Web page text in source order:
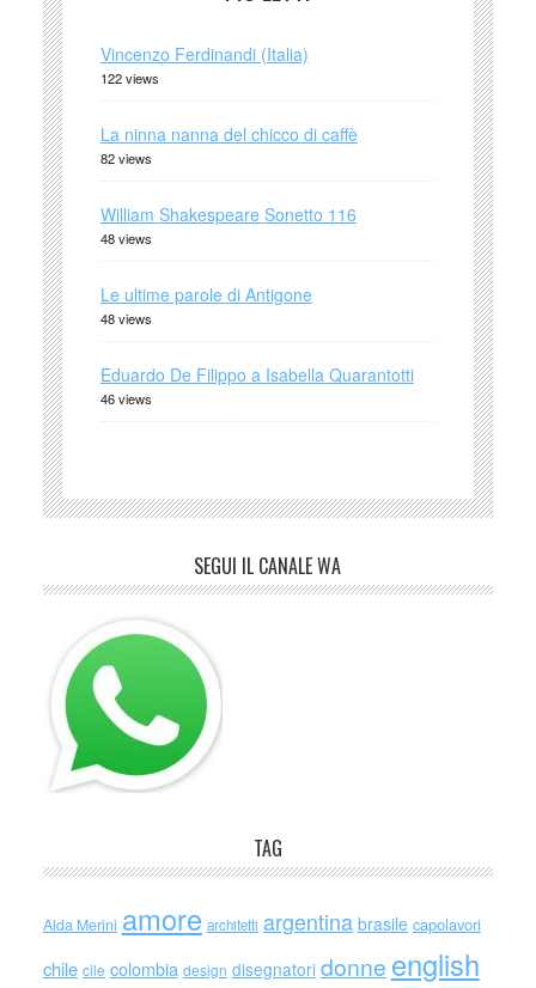
Vincenzo Ferdinandi (Italia)
122 views
La ninna nanna del chicco di caffè
82 views
William Shakespeare Sonetto 116
48 views
Le ultime parole di Antigone
48 views
Eduardo De Filippo a Isabella Quarantotti
46 views
SEGUI IL CANALE WA
TAG
Alda Merini amore architetti argentina brasile capolavori
chile cile colombia design disegnatori donne english